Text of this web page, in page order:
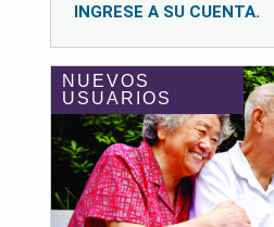
INGRESE A SU CUENTA.
NUEVOS
USUARIOS